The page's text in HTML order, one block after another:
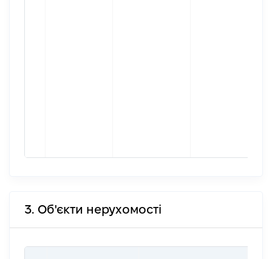
3. Об'єкти нерухомості